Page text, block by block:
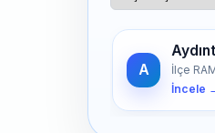
A
İlçe
İncele